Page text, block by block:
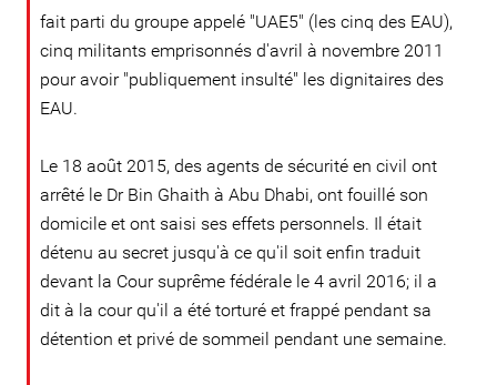
fait parti du groupe appelé "UAE5" (les cinq des EAU),
cinq militants emprisonnés d'avril à novembre 2011
pour avoir "publiquement insulté" les dignitaires des
EAU.
Le 18 août 2015, des agents de sécurité en civil ont
arrêté le Dr Bin Ghaith à Abu Dhabi, ont fouillé son
domicile et ont saisi ses effets personnels. Il était
détenu au secret jusqu'à ce qu'il soit enfin traduit
devant la Cour suprême fédérale le 4 avril 2016; il a
dit à la cour qu'il a été torturé et frappé pendant sa
détention et privé de sommeil pendant une semaine.